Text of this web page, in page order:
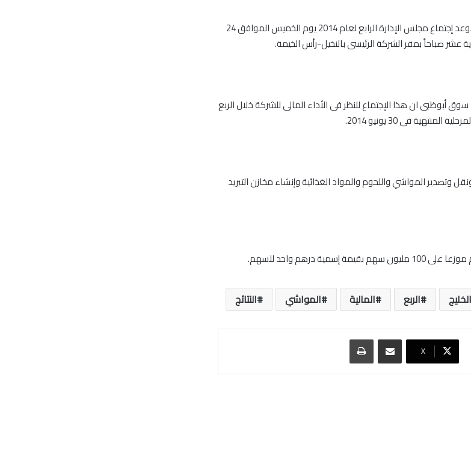
أعلنت شركة الخليج للمواشى عن موعد إجتماع مجلس الإدارة الرابع لعام 2014 يوم الخميس الموافق 24
أبوظبى ان هذا الإجتماع للنظر فى الأداء المالى للشركة خلال الربع
وتصدير المواشي واللحوم والمواد الغذائية وإنشاء مخازن التبريد
الخليج الربع المالية المواشي النتائج
‫X
مشاركة عبر البريد طباعة